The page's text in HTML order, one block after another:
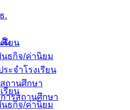
.
รียน
นธกิจ/ค่านิยม
รียน
นธกิจ/ค่านิยม
ะจำโรงเรียน
สถานศึกษา
ารสถานศึกษา